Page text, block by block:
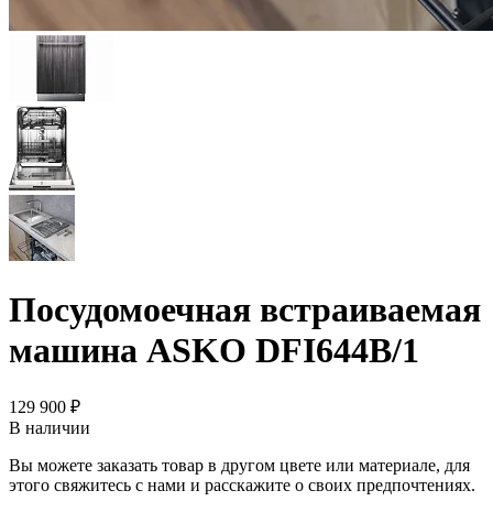
Посудомоечная встраиваемая
машина ASKO DFI644B/1
129 900 ₽
В наличии
Вы можете заказать товар в другом цвете или материале, для
этого свяжитесь с нами и расскажите о своих предпочтениях.